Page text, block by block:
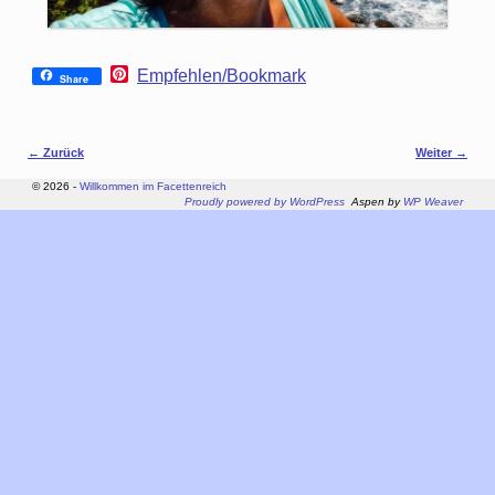
Share
P
t
Empfehlen/Bookmark
Bilder-Navigation
← Zurück Weiter →
© 2026 - Willkommen im Facettenreich
Proudly powered by WordPress Aspen by WP Weaver